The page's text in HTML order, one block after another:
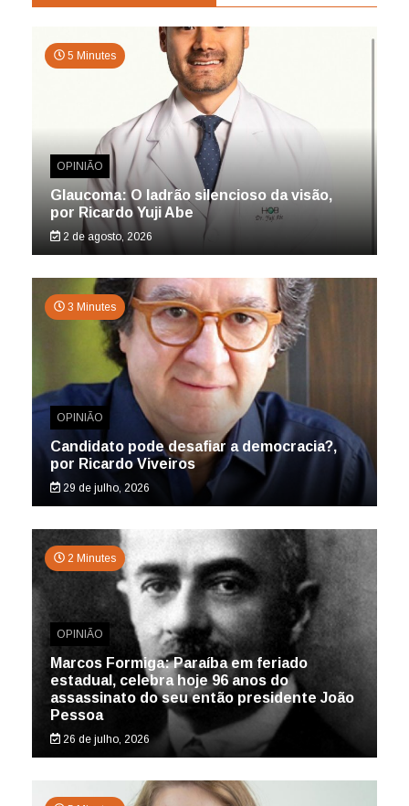
5 Minutes
OPINIÃO
Glaucoma: O ladrão silencioso da visão,
por Ricardo Yuji Abe
2 de agosto, 2026
3 Minutes
OPINIÃO
Candidato pode desafiar a democracia?,
por Ricardo Viveiros
29 de julho, 2026
2 Minutes
OPINIÃO
Marcos Formiga: Paraíba em feriado
estadual, celebra hoje 96 anos do
assassinato do seu então presidente João
Pessoa
26 de julho, 2026